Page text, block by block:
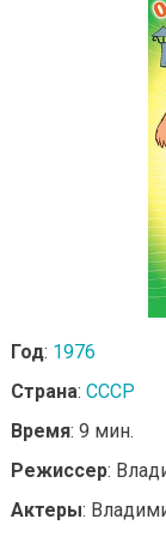
Год: 1976
Страна: СССР
Время: 9 мин.
Режиссер:
Актеры: